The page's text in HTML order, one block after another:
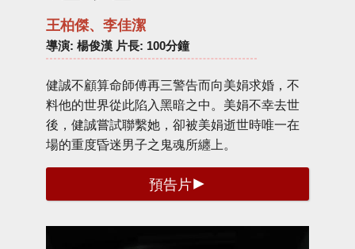
王柏傑、李佳潔
導演: 楊俊漢 片長: 100分鐘
健誠不顧算命師傅再三警告而向美娟求婚，不
料他的世界從此陷入黑暗之中。美娟不幸去世
後，健誠嘗試聯繫她，卻被美娟逝世時唯一在
場的重度昏迷男子之鬼魂所纏上。
預告片